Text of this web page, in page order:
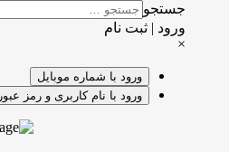
جستجو
ورود | ثبت نام
×
ورود با شماره موبایل
ورود با نام کاربری و رمز عبور